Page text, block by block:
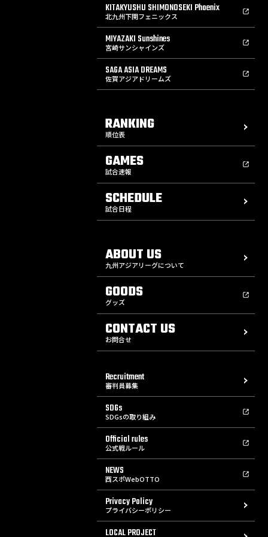
KITAKYUSHU SHIMONOSEKI Phoenix
北九州下関フェニックス
MIYAZAKI Sunshines
宮崎サンシャインズ
SAGA ASIA DREAMS
佐賀アジアドリームズ
RANKING
順位表
GAMES
試合速報
SCHEDULE
試合日程
ABOUT US
九州アジアリーグについて
GOODS
グッズ
CONTACT US
お問合せ
Recruitment
審判員募集
SDGs
SDGsの取り組み
Official rules
公式戦ルール
NEWS
西スポWebOTTO
Privacy Policy
プライバシーポリシー
LOCAL PROJECT